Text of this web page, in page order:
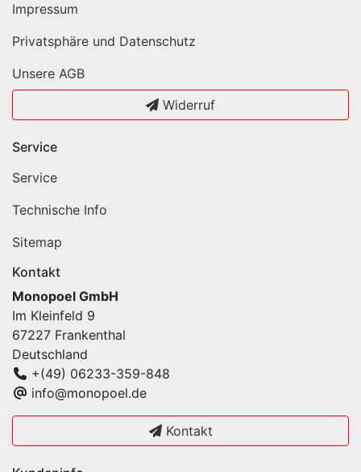
Impressum
Privatsphäre und Datenschutz
Unsere AGB
Widerruf
Service
Service
Technische Info
Sitemap
Kontakt
Monopoel GmbH
Im Kleinfeld 9
67227 Frankenthal
Deutschland
+(49) 06233-359-848
info@monopoel.de
Kontakt